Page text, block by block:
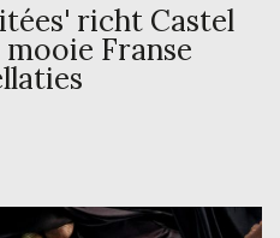
richt Castel
Franse